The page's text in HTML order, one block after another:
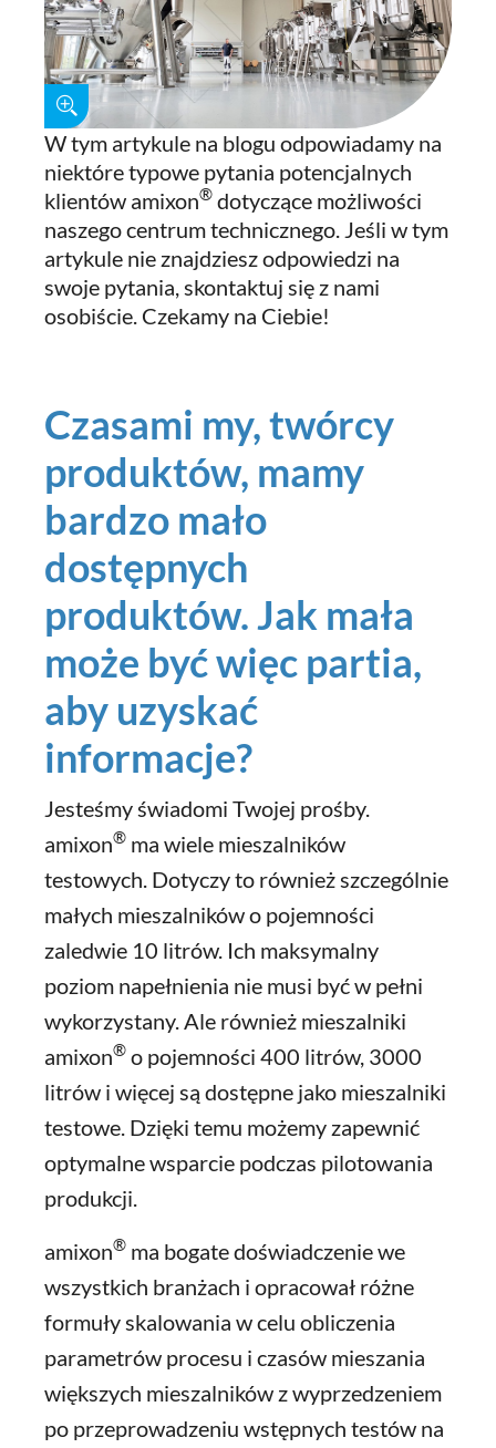
W tym artykule na blogu odpowiadamy na
niektóre typowe pytania potencjalnych
klientów amixon® dotyczące możliwości
naszego centrum technicznego. Jeśli w tym
artykule nie znajdziesz odpowiedzi na
swoje pytania, skontaktuj się z nami
osobiście. Czekamy na Ciebie!
Czasami my, twórcy
produktów, mamy
bardzo mało
dostępnych
produktów. Jak mała
może być więc partia,
aby uzyskać
informacje?
Jesteśmy świadomi Twojej prośby.
amixon® ma wiele mieszalników
testowych. Dotyczy to również szczególnie
małych mieszalników o pojemności
zaledwie 10 litrów. Ich maksymalny
poziom napełnienia nie musi być w pełni
wykorzystany. Ale również mieszalniki
amixon® o pojemności 400 litrów, 3000
litrów i więcej są dostępne jako mieszalniki
testowe. Dzięki temu możemy zapewnić
optymalne wsparcie podczas pilotowania
produkcji.
amixon® ma bogate doświadczenie we
wszystkich branżach i opracował różne
formuły skalowania w celu obliczenia
parametrów procesu i czasów mieszania
większych mieszalników z wyprzedzeniem
po przeprowadzeniu wstępnych testów na